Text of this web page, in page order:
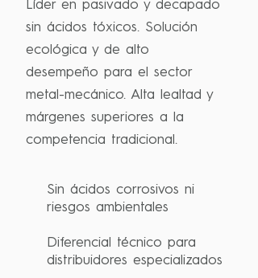
Líder en pasivado y decapado
sin ácidos tóxicos. Solución
ecológica y de alto
desempeño para el sector
metal-mecánico. Alta lealtad y
márgenes superiores a la
competencia tradicional.
Sin ácidos corrosivos ni
riesgos ambientales
Diferencial técnico para
distribuidores especializados